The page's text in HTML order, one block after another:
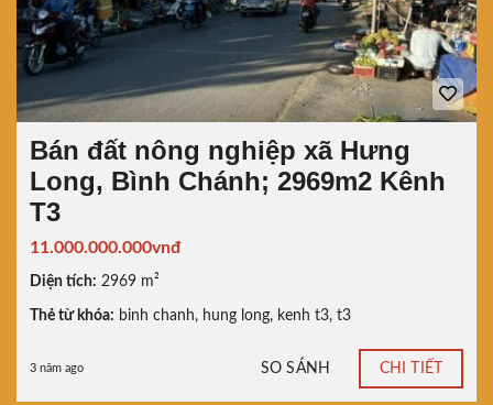
Bán đất nông nghiệp xã Hưng
Long, Bình Chánh; 2969m2 Kênh
T3
11.000.000.000vnđ
Diện tích: 2969 m²
Thẻ từ khóa: binh chanh, hung long, kenh t3, t3
3 năm ago SO SÁNH CHI TIẾT